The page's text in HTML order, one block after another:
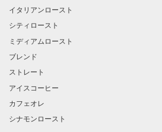
イタリアンロースト
シティロースト
ミディアムロースト
ブレンド
ストレート
アイスコーヒー
カフェオレ
シナモンロースト